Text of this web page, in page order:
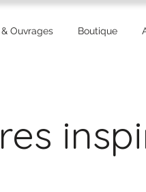
Ouvrages Boutique